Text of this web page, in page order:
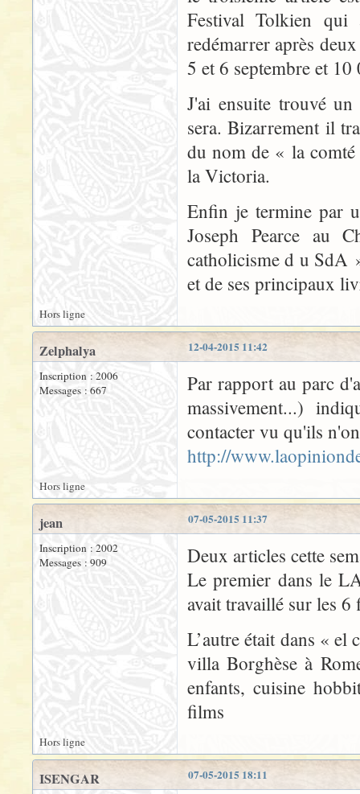
Festival Tolkien qui
redémarrer après
5 et 6 septembre et 10
J'ai ensuite trouvé
sera. Bizarrement il
du nom de « la
la Victoria.
Enfin je termine par
Joseph Pearce au
catholicisme d u SdA
et de ses principaux
Hors ligne
12-04-2015 11:42
Zelphalya
Inscription : 2006
Messages : 667
Par rapport au parc
massivement...)
contacter vu qu'ils
http://
Hors ligne
07-05-2015 11:37
jean
Inscription : 2002
Messages : 909
Deux articles cette
Le premier dans le
avait travaillé sur les
L’autre était dans « el
villa Borghèse à
enfants, cuisine
films
Hors ligne
07-05-2015 18:11
ISENGAR